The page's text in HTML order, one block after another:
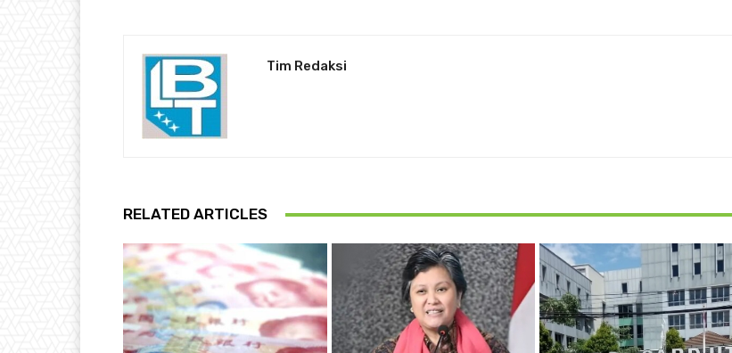
Tim Redaksi
RELATED ARTICLES